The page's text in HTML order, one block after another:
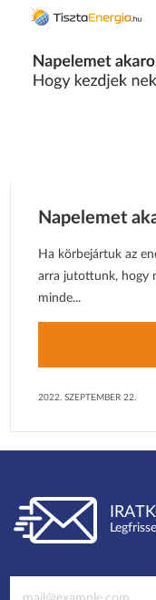
Napelemet
Ha körbejártuk az
arra jutottunk, hogy
minde...
2022. SZEPTEMBER 22.